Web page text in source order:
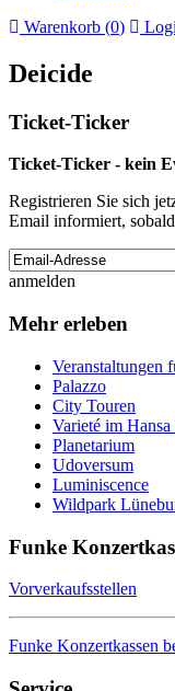
Warenkorb (0)
Deicide
Ticket-Ticker
Ticket-Ticker - kein
Registrieren Sie sich
Email informiert,
anmelden
Mehr erleben
Veranstaltungen
Palazzo
City Touren
Varieté im Hansa
Planetarium
Udoversum
Luminiscence
Wildpark
Funke
Vorverkaufsstellen
Funke Konzertkassen